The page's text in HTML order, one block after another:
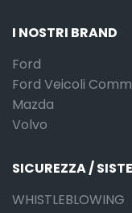
I NOSTRI BRAND
Ford
Ford Veicoli
Mazda
Volvo
SICUREZZA /
WHISTLEBLOWING